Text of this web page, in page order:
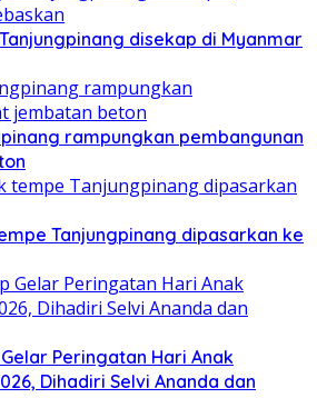
disekap di Myanmar
rampungkan pembangunan
Tanjungpinang dipasarkan ke
Peringatan Hari Anak
Dihadiri Selvi Ananda dan